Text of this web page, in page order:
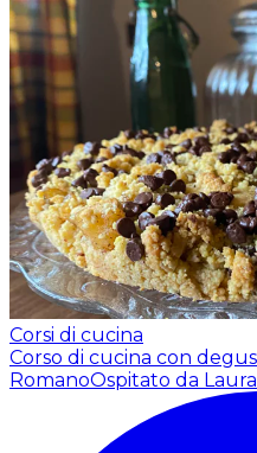
Corsi di cucina
Corso di cucina con
RomanoOspitato da Laura